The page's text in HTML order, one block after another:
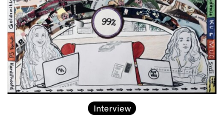
Interview